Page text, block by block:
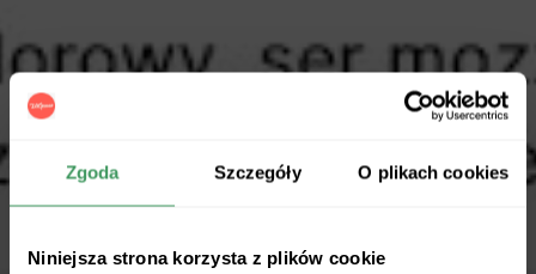
Zgoda Szczegóły O plikach cookies
Niniejsza strona korzysta z plików cookie